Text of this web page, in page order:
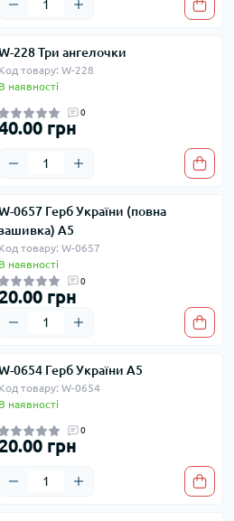
228 Три ангелочки
Код товару: W-228
В наявності
0
грн
0657 Герб України (повна
А5
Код товару: W-0657
В наявності
0
20.00 грн
0654 Герб України А5
Код товару: W-0654
В наявності
0
20.00 грн